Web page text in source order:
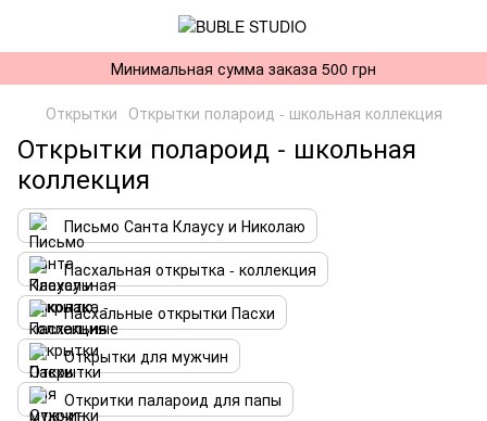
Минимальная сумма заказа 500 грн
Открытки Открытки полароид - школьная коллекция
Открытки полароид - школьная
коллекция
Письмо Санта Клаусу и Николаю
Пасхальная открытка - коллекция
Пасхальные открытки Пасхи
Открытки для мужчин
Откритки палароид для папы